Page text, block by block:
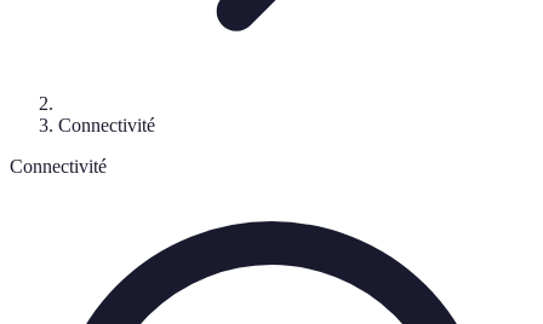
Connectivité
Connectivité